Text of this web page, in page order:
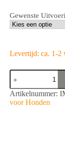
Gewenste
Levertijd: ca. 1-2
PRIDE
Bijtworst
10
x
60
A
l
Artikelnummer:
voor Honden